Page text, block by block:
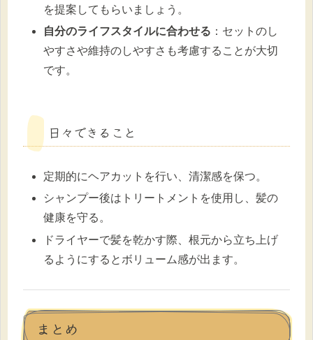
を提案してもらいましょう。
自分のライフスタイルに合わせる ：セットのし
やすさや維持のしやすさも考慮することが大切
です。
日々できること
定期的にヘアカットを行い、清潔感を保つ。
シャンプー後はトリートメントを使用し、髪の
健康を守る。
ドライヤーで髪を乾かす際、根元から立ち上げ
るようにするとボリューム感が出ます。
まとめ